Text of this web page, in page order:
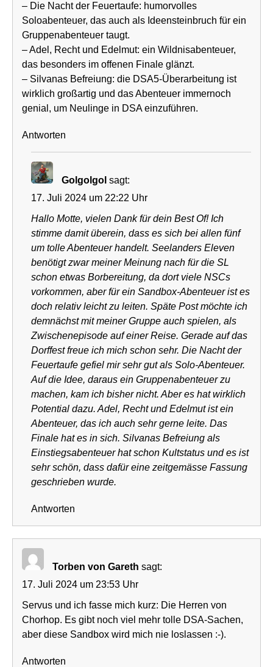
– Die Nacht der Feuertaufe: humorvolles
Soloabenteuer, das auch als Ideensteinbruch für ein
Gruppenabenteuer taugt.
– Adel, Recht und Edelmut: ein Wildnisabenteuer,
das besonders im offenen Finale glänzt.
– Silvanas Befreiung: die DSA5-Überarbeitung ist
wirklich großartig und das Abenteuer immernoch
genial, um Neulinge in DSA einzuführen.
Antworten
Golgolgol sagt:
17. Juli 2024 um 22:22 Uhr
Hallo Motte, vielen Dank für dein Best Of! Ich
stimme damit überein, dass es sich bei allen fünf
um tolle Abenteuer handelt. Seelanders Eleven
benötigt zwar meiner Meinung nach für die SL
schon etwas Borbereitung, da dort viele NSCs
vorkommen, aber für ein Sandbox-Abenteuer ist es
doch relativ leicht zu leiten. Späte Post möchte ich
demnächst mit meiner Gruppe auch spielen, als
Zwischenepisode auf einer Reise. Gerade auf das
Dorffest freue ich mich schon sehr. Die Nacht der
Feuertaufe gefiel mir sehr gut als Solo-Abenteuer.
Auf die Idee, daraus ein Gruppenabenteuer zu
machen, kam ich bisher nicht. Aber es hat wirklich
Potential dazu. Adel, Recht und Edelmut ist ein
Abenteuer, das ich auch sehr gerne leite. Das
Finale hat es in sich. Silvanas Befreiung als
Einstiegsabenteuer hat schon Kultstatus und es ist
sehr schön, dass dafür eine zeitgemässe Fassung
geschrieben wurde.
Antworten
Torben von Gareth sagt:
17. Juli 2024 um 23:53 Uhr
Servus und ich fasse mich kurz: Die Herren von
Chorhop. Es gibt noch viel mehr tolle DSA-Sachen,
aber diese Sandbox wird mich nie loslassen :-).
Antworten